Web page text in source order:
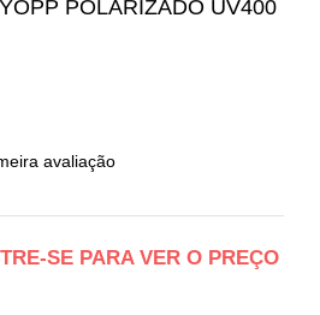
POLARIZADO UV400
avaliação
SE PARA VER O PREÇO